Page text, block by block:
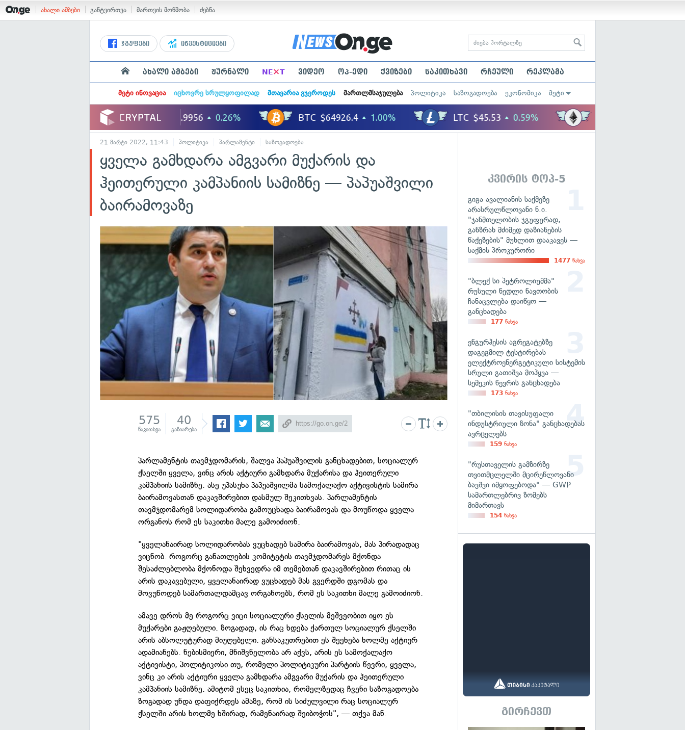
ახალი ამბები განტვირთვა მართვის მოწმობა ძებნა
ჯგუფები ინვესტიციები
ახალი ამბები ჟურნალი NE×T ვიდეო ოპ-ედი ქვიზები საკითხავი რჩეული რეკლამა
მეტი ინოვაცია იცხოვრე სრულყოფილად მთავარია გჯეროდეს მართლმსაჯულება პოლიტიკა საზოგადოება ეკონომიკა მეტი
21 მარტი 2022, 11:43 პოლიტიკა პარლამენტი საზოგადოება
ყველა გამხდარა ამგვარი მუქარის და
ჰეითერული კამპანიის სამიზნე — პაპუაშვილი
ბაირამოვაზე
575
წაკითხვა
40
გაზიარება
პარლამენტის თავმჯდომარის, შალვა პაპუაშვილის განცხადებით, სოციალურ
ქსელში ყველა, ვინც არის აქტიური გამხდარა მუქარისა და ჰეითერული
კამპანიის სამიზნე. ასე უპასუხა პაპუაშვილმა სამოქალაქო აქტივისტის სამირა
ბაირამოვასთან დაკავშირებით დასმულ შეკითხვას. პარლამენტის
თავმჯდომარემ სოლიდარობა გამოუცხადა ბაირამოვას და მოუწოდა ყველა
ორგანოს რომ ეს საკითხი მალე გამოიძიონ.
"ყველანაირად სოლიდარობას ვუცხადებ სამირა ბაირამოვას, მას პირადადაც
ვიცნობ. როგორც განათლების კომიტეტის თავმჯდომარეს მქონდა
შესაძლებლობა მქონოდა შეხვედრა იმ თემებთან დაკავშირებით რითაც ის
არის დაკავებული, ყველანაირად ვუცხადებ მას გვერდში დგომას და
მოვუწოდებ სამართალდამცავ ორგანოებს, რომ ეს საკითხი მალე გამოიძიონ.
ამავე დროს მე როგორც ვიცი სოციალური ქსელის მეშვეობით იყო ეს
მუქარები გაჟღებული. ზოგადად, ის რაც ხდება ქართულ სოციალურ ქსელში
არის აბსოლუტურად მიუღებელი. განსაკუთრებით ეს შეეხება ხოლმე აქტიურ
ადამიანებს. ნებისმიერი, მნიშვნელობა არ აქვს, არის ეს სამოქალაქო
აქტივისტი, პოლიტიკოსი თუ, რომელი პოლიტიკური პარტიის წევრი, ყველა,
ვინც კი არის აქტიური ყველა გამხდარა ამგვარი მუქარის და ჰეითერული
კამპანიის სამიზნე. ამიტომ ესეც საკითხია, რომელზედაც ჩვენი საზოგადოება
ზოგადად უნდა დაფიქრდეს ამაზე, რომ ის სიძულვილი რაც სოციალურ
ქსელში არის ხოლმე ხშირად, რამენაირად შეიბოჭოს", — თქვა მან.
კვირის ტოპ-5
გიგა ავალიანის საქმეზე
არასრულწლოვანი ნ.ი.
"ჯანმთელობის ჯგუფურად,
განზრახ მძიმედ დაზიანების
წაქეზების" მუხლით დააკავეს —
საქმის პროკურორი
1477 ნახვა
"ბლექ სი პეტროლიუმმა"
რუსული ნედლი ნავთობის
ჩანაცვლება დაიწყო —
განცხადება
177 ნახვა
ენგურჰესის აგრეგატებზე
დაგეგმილ ტესტირებას
ელექტროენერგეტიკული სისტემის
სრული გათიშვა მოჰყვა —
სემეკის წევრის განცხადება
173 ნახვა
"თბილისის თავისუფალი
ინდუსტრიული ზონა" განცხადებას
ავრცელებს
159 ნახვა
"რუსთაველის გამზირზე
თვითმცლელში მცირეწლოვანი
ბავშვი იმყოფებოდა" — GWP
სამართლებრივ ზომებს
მიმართავს
154 ნახვა
გირჩევთ